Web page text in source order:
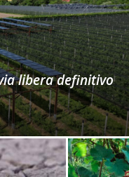
libera definitivo